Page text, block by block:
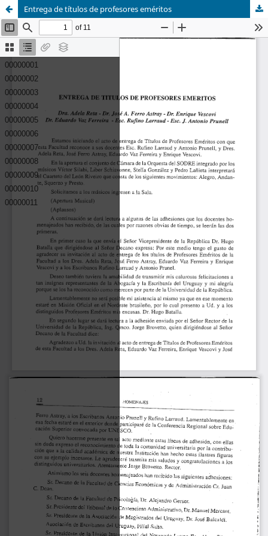
Entrega de títulos de profesores eméritos